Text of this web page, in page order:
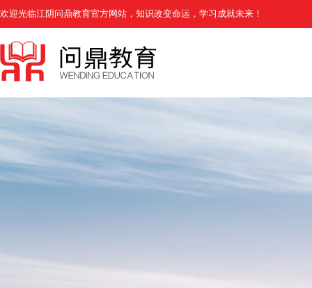
欢迎光临江阴问鼎教育官方网站，知识改变命运，学习成就未来！